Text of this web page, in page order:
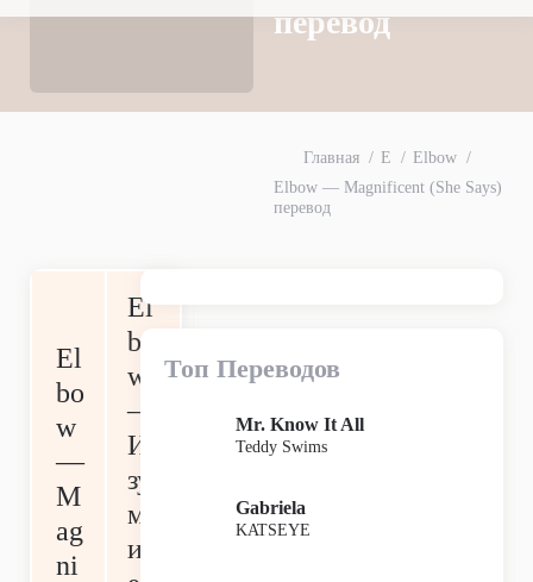
перевод
Главная E
Elbow
Elbow — Magnificent (She Says)
перевод
El
bo
w
—
M
ag
ni
El
bo
w
—
И
зу
м
ит
Топ Переводов
Mr. Know It All
Teddy Swims
Gabriela
KATSEYE